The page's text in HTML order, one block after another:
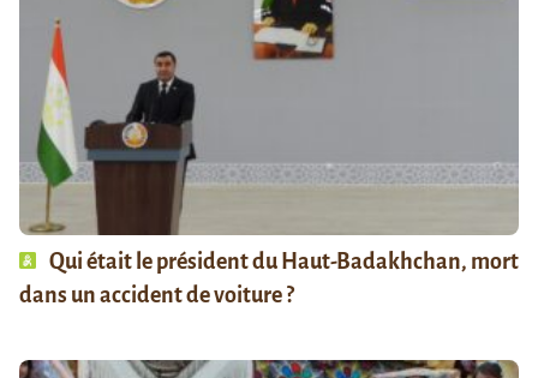
Qui était le président du Haut-Badakhchan, mort
dans un accident de voiture ?